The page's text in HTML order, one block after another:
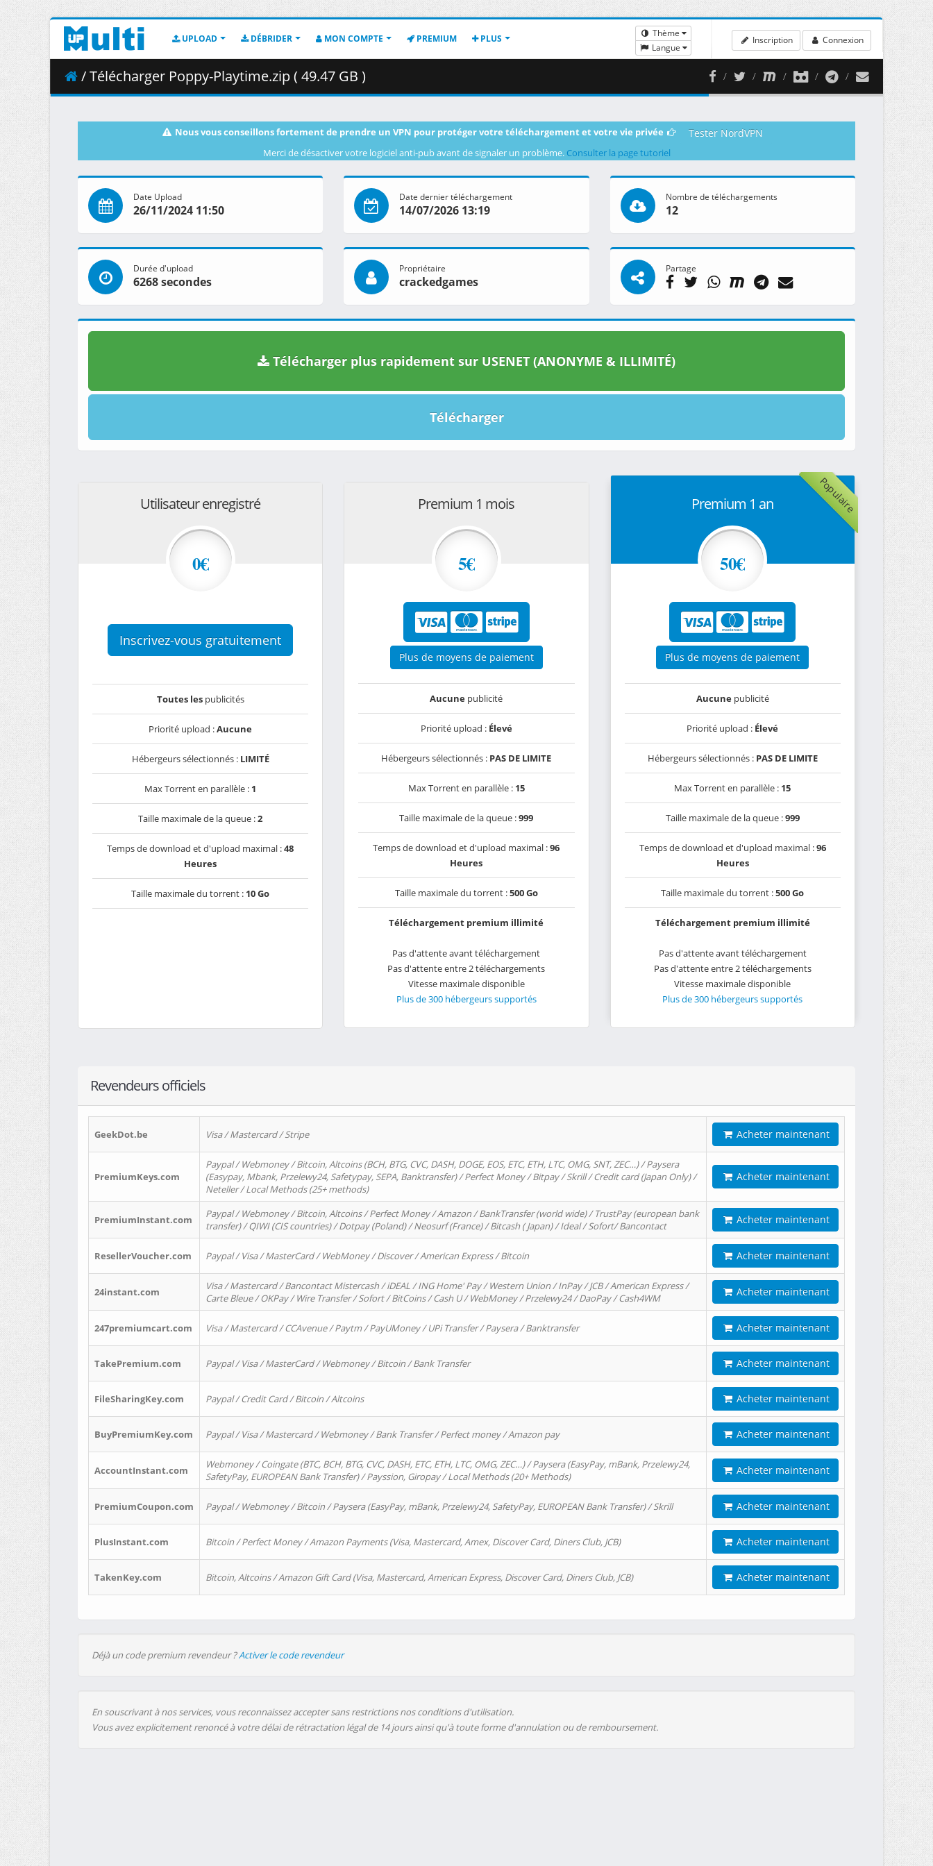
UPLOAD DÉBRIDER MON COMPTE PREMIUM PLUS
Thème
Langue
Inscription Connexion
/ Télécharger Poppy-Playtime.zip ( 49.47 GB )
Nous vous conseillons fortement de prendre un VPN pour protéger votre téléchargement et votre vie privée Tester NordVPN
Merci de désactiver votre logiciel anti-pub avant de signaler un problème. Consulter la page tutoriel
Date Upload
26/11/2024 11:50
Date dernier téléchargement
14/07/2026 13:19
Nombre de téléchargements
12
Durée d'upload
6268 secondes
Propriétaire
crackedgames
Partage
Télécharger plus rapidement sur USENET (ANONYME & ILLIMITÉ)
Télécharger
Utilisateur enregistré
0€
Inscrivez-vous gratuitement
Toutes lespublicités
Priorité upload :Aucune
Hébergeurs sélectionnés : LIMITÉ
Max Torrent en parallèle : 1
Taille maximale de la queue :2
Temps de download et d'upload maximal :48
Heures
Taille maximale du torrent : 10 Go
Premium 1 mois
5€
Plus de moyens de paiement
Aucune publicité
Priorité upload : Élevé
Hébergeurs sélectionnés : PAS DE LIMITE
Max Torrent en parallèle : 15
Taille maximale de la queue :999
Temps de download et d'upload maximal :96
Heures
Taille maximale du torrent :500 Go
Téléchargement premium illimité
Pas d'attente avant téléchargement
Pas d'attente entre 2 téléchargements
Vitesse maximale disponible
Plus de 300 hébergeurs supportés
Populaire
Premium 1 an
50€
Plus de moyens de paiement
Aucunepublicité
Priorité upload : Élevé
Hébergeurs sélectionnés : PAS DE LIMITE
Max Torrent en parallèle : 15
Taille maximale de la queue :999
Temps de download et d'upload maximal :96
Heures
Taille maximale du torrent :500 Go
Téléchargement premium illimité
Pas d'attente avant téléchargement
Pas d'attente entre 2 téléchargements
Vitesse maximale disponible
Plus de 300 hébergeurs supportés
Revendeurs officiels
GeekDot.be Visa / Mastercard / Stripe Acheter maintenant
PremiumKeys.com
Paypal / Webmoney / Bitcoin, Altcoins (BCH, BTG, CVC, DASH, DOGE, EOS, ETC, ETH, LTC, OMG, SNT, ZEC…) / Paysera
(Easypay, Mbank, Przelewy24, Safetypay, SEPA, Banktransfer) / Perfect Money / Bitpay / Skrill / Credit card (Japan Only) /
Neteller / Local Methods (25+ methods)
Acheter maintenant
PremiumInstant.com
Paypal / Webmoney / Bitcoin, Altcoins / Perfect Money / Amazon / BankTransfer (world wide) / TrustPay (european bank
transfer) / QIWI (CIS countries) / Dotpay (Poland) / Neosurf (France) / Bitcash ( Japan) / Ideal / Sofort/ Bancontact
Acheter maintenant
ResellerVoucher.com Paypal / Visa / MasterCard / WebMoney / Discover / American Express / Bitcoin Acheter maintenant
24instant.com
Visa / Mastercard / Bancontact Mistercash / iDEAL / ING Home' Pay / Western Union / InPay / JCB / American Express /
Carte Bleue / OKPay / Wire Transfer / Sofort / BitCoins / Cash U / WebMoney / Przelewy24 / DaoPay / Cash4WM
Acheter maintenant
247premiumcart.com Visa / Mastercard / CCAvenue / Paytm / PayUMoney / UPi Transfer / Paysera / Banktransfer Acheter maintenant
TakePremium.com Paypal / Visa / MasterCard / Webmoney / Bitcoin / Bank Transfer Acheter maintenant
FileSharingKey.com Paypal / Credit Card / Bitcoin / Altcoins Acheter maintenant
BuyPremiumKey.com Paypal / Visa / Mastercard / Webmoney / Bank Transfer / Perfect money / Amazon pay Acheter maintenant
AccountInstant.com
Webmoney / Coingate (BTC, BCH, BTG, CVC, DASH, ETC, ETH, LTC, OMG, ZEC…) / Paysera (EasyPay, mBank, Przelewy24,
SafetyPay, EUROPEAN Bank Transfer) / Payssion, Giropay / Local Methods (20+ Methods)
Acheter maintenant
PremiumCoupon.com Paypal / Webmoney / Bitcoin / Paysera (EasyPay, mBank, Przelewy24, SafetyPay, EUROPEAN Bank Transfer) / Skrill Acheter maintenant
PlusInstant.com Bitcoin / Perfect Money / Amazon Payments (Visa, Mastercard, Amex, Discover Card, Diners Club, JCB) Acheter maintenant
TakenKey.com Bitcoin, Altcoins / Amazon Gift Card (Visa, Mastercard, American Express, Discover Card, Diners Club, JCB) Acheter maintenant
Déjà un code premium revendeur ?Activer le code revendeur
En souscrivant à nos services, vous reconnaissez accepter sans restrictions nos conditions d'utilisation.
Vous avez explicitement renoncé à votre délai de rétractation légal de 14 jours ainsi qu'à toute forme d'annulation ou de remboursement.